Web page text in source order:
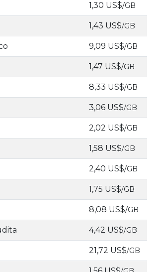
1,30 US$/GB
1,43 US$/GB
9,09 US$/GB
1,47 US$/GB
8,33 US$/GB
3,06 US$/GB
2,02 US$/GB
1,58 US$/GB
2,40 US$/GB
1,75 US$/GB
8,08 US$/GB
4,42 US$/GB
21,72 US$/GB